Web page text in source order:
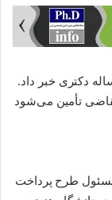
هر رساله دکتری خبر داد.
تأمین می‌شود
مسئول طرح پرداخت